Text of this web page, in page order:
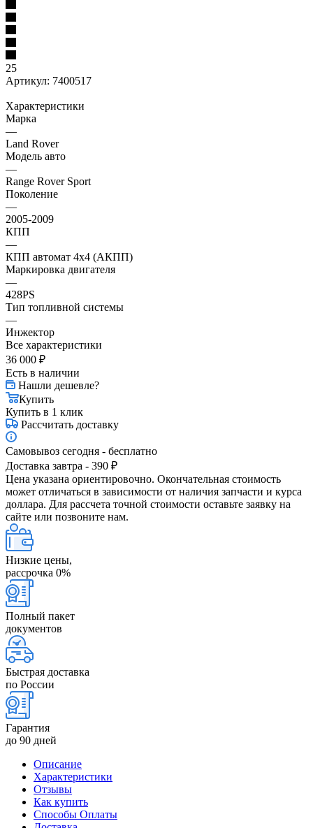
25
Артикул: 7400517
Характеристики
Марка
—
Land Rover
Модель авто
—
Range Rover Sport
Поколение
—
2005-2009
КПП
—
КПП автомат 4х4 (АКПП)
Маркировка двигателя
—
428PS
Тип топливной системы
—
Инжектор
Все характеристики
36 000 ₽
Есть в наличии
Нашли дешевле?
Купить
Купить в 1 клик
Рассчитать доставку
Самовывоз сегодня - бесплатно
Доставка завтра - 390 ₽
Цена указана ориентировочно. Окончательная стоимость
может отличаться в зависимости от наличия запчасти и курса
доллара. Для рассчета точной стоимости оставьте заявку на
сайте или позвоните нам.
Низкие цены,
рассрочка 0%
Полный пакет
документов
Быстрая доставка
по России
Гарантия
до 90 дней
Описание
Характеристики
Отзывы
Как купить
Способы Оплаты